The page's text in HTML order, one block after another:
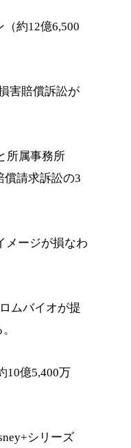
約12億6,500
害賠償訴訟が
所属事務所
償請求訴訟の3
メージが損なわ
ムバイオが提
10億5,400万
シリーズ